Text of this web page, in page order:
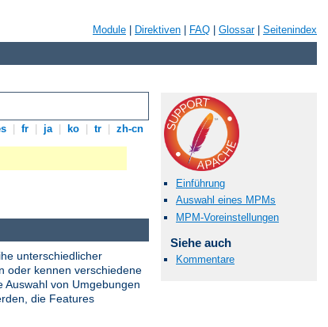
Module Direktiven FAQ Glossar| Seitenindex
fr ja ko tr zh-cn
Einführung
Auswahl eines MPMs
MPM-Voreinstellungen
Siehe auch
Kommentare
unterschiedlicher
oder kennen verschiedene
von Umgebungen
die Features